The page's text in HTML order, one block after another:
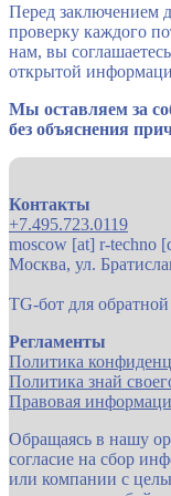
Перед заключением
проверку каждого
нам, вы
открытой
Мы оставляем за
без объяснения
Контакты
+7.495.723.0119
moscow [at] r-techno
Москва, ул.
TG-бот для обратной
Регламенты
Политика
Политика знай
Правовая
Обращаясь в нашу
согласие на сбор
или компании с